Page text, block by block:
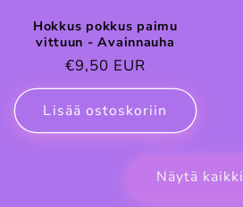
Hokkus pokkus paimu
vittuun - Avainnauha
Normaalihinta
€9,50 EUR
Lisää ostoskoriin
Näytä kaikki